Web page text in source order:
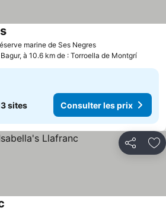
marine de Ses Negres
Bagur, à 10.6 km de : Torroella de Montgrí
sites Consulter les prix
Partager